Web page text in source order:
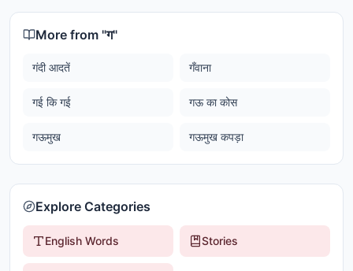
More from "ग"
गंदी आदतें गँवाना
गई कि गई गऊ का कोस
गऊमुख गऊमुख कपड़ा
Explore Categories
English Words Stories